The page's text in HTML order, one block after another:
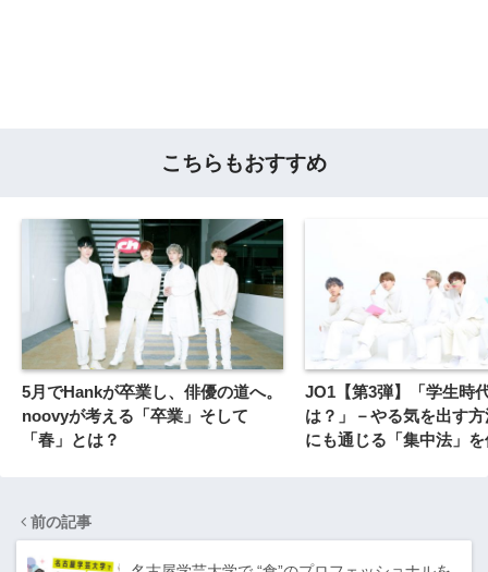
こちらもおすすめ
5月でHankが卒業し、俳優の道へ。
noovyが考える「卒業」そして
「春」とは？
JO1【第3弾】「学生時
は？」－やる気を出す
にも通じる「集中法」
前の記事